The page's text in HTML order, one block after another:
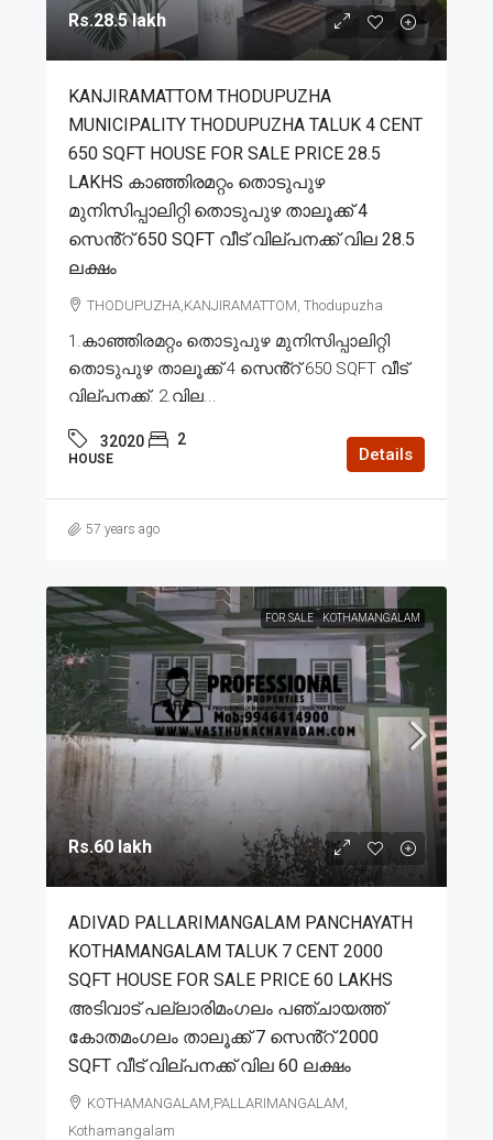
Rs.28.5 lakh
KANJIRAMATTOM THODUPUZHA
MUNICIPALITY THODUPUZHA TALUK 4 CENT
650 SQFT HOUSE FOR SALE PRICE 28.5
LAKHS കാഞ്ഞിരമറ്റം തൊടുപുഴ
മുനിസിപ്പാലിറ്റി തൊടുപുഴ താലൂക്ക് 4
സെൻ്റ് 650 SQFT വീട് വില്പനക്ക് വില 28.5
ലക്ഷം
THODUPUZHA,KANJIRAMATTOM, Thodupuzha
1.കാഞ്ഞിരമറ്റം തൊടുപുഴ മുനിസിപ്പാലിറ്റി
തൊടുപുഴ താലൂക്ക് 4 സെൻ്റ് 650 SQFT വീട്
വില്പനക്ക്. 2.വില...
32020 2
HOUSE Details
57 years ago
FOR SALE KOTHAMANGALAM
Rs.60 lakh
ADIVAD PALLARIMANGALAM PANCHAYATH
KOTHAMANGALAM TALUK 7 CENT 2000
SQFT HOUSE FOR SALE PRICE 60 LAKHS
അടിവാട് പല്ലാരിമംഗലം പഞ്ചായത്ത്
കോതമംഗലം താലൂക്ക് 7 സെൻ്റ് 2000
SQFT വീട് വില്പനക്ക് വില 60 ലക്ഷം
KOTHAMANGALAM,PALLARIMANGALAM,
Kothamangalam